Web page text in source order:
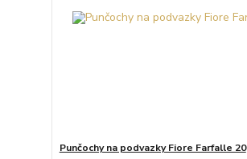
Punčochy na podvazky Fiore Farfalle 20